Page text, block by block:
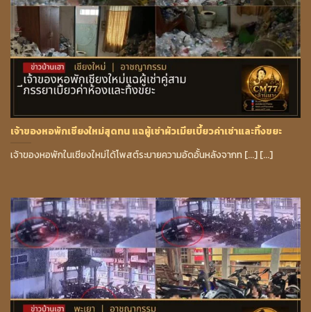
เจ้าของหอพักเชียงใหม่สุดทน แฉผู้เช่าผัวเมียเบี้ยวค่าเช่าและทิ้งขยะ
เจ้าของหอพักในเชียงใหม่ได้โพสต์ระบายความอัดอั้นหลังจากท [...] [...]